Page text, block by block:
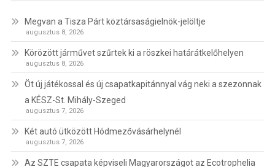
Megvan a Tisza Párt köztársaságielnök-jelöltje
augusztus 8, 2026
Körözött járművet szűrtek ki a röszkei határátkelőhelyen
augusztus 8, 2026
Öt új játékossal és új csapatkapitánnyal vág neki a szezonnak
a KÉSZ-St. Mihály-Szeged
augusztus 7, 2026
Két autó ütközött Hódmezővásárhelynél
augusztus 7, 2026
Az SZTE csapata képviseli Magyarországot az Ecotrophelia